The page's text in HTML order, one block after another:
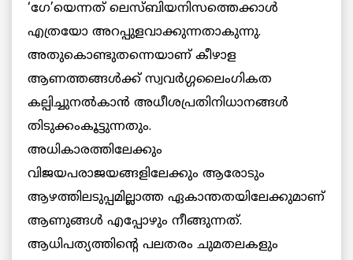
‘ഗേ’യെന്നത് ലെസ്ബിയനിസത്തെക്കാള്‍
എത്രയോ അറപ്പുളവാക്കുന്നതാകുന്നു.
അതുകൊണ്ടുതന്നെയാണ് കീഴാള
ആണത്തങ്ങള്‍ക്ക് സ്വവര്‍ഗ്ഗലൈംഗികത
കല്പിച്ചുനല്‍കാന്‍ അധീശപ്രതിനിധാനങ്ങള്‍
തിടുക്കംകൂട്ടുന്നതും.
അധികാരത്തിലേക്കും
വിജയപരാജയങ്ങളിലേക്കും ആരോടും
ആഴത്തിലടുപ്പമില്ലാത്ത ഏകാന്തതയിലേക്കുമാണ്
ആണുങ്ങള്‍ എപ്പോഴും നീങ്ങുന്നത്.
ആധിപത്യത്തിന്റെ പലതരം ചുമതലകളും